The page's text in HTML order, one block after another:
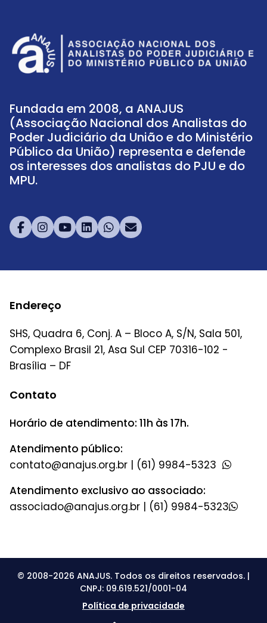
Fundada em 2008, a ANAJUS
(Associação Nacional dos Analistas do
Poder Judiciário da União e do Ministério
Público da União) representa e defende
os interesses dos analistas do PJU e do
MPU.
Endereço
SHS, Quadra 6, Conj. A – Bloco A, S/N, Sala 501,
Complexo Brasil 21, Asa Sul CEP 70316-102 -
Brasília – DF
Contato
Horário de atendimento: 11h às 17h.
Atendimento público:
| (61) 9984-5323
Atendimento exclusivo ao associado:
| (61) 9984-5323
© 2008-2026 ANAJUS. Todos os direitos reservados. |
CNPJ: 09.619.521/0001-04
Política de privacidade